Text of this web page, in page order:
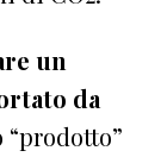
un
da